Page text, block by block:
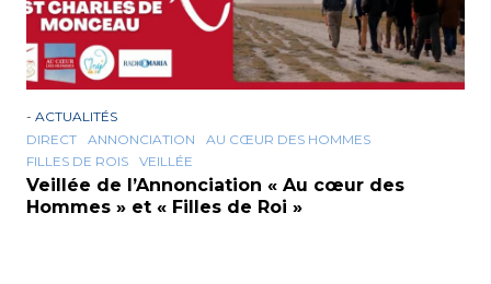
- ACTUALITÉS
DIRECT
ANNONCIATION
AU CŒUR DES HOMMES
FILLES DE ROIS
VEILLÉE
Veillée de l’Annonciation « Au cœur des
Hommes » et « Filles de Roi »